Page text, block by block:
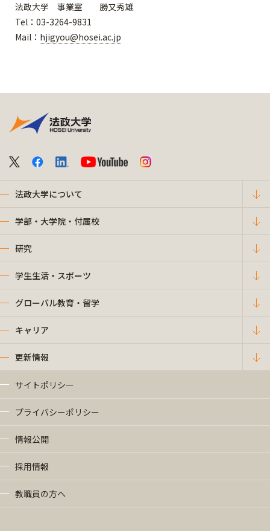
法政大学 事業室 勝又秀雄
Tel：03-3264-9831
Mail： hjigyou@hosei.ac.jp
法政大学について
学部・大学院・付属校
研究
学生生活・スポーツ
グローバル教育・留学
キャリア
更新情報
サイトポリシー
プライバシーポリシー
情報公開
採用情報
教職員の方へ